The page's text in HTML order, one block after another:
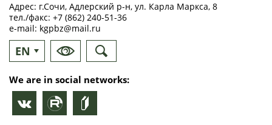
Адрес: г.Сочи, Адлерский р-н, ул. Карла Маркса, 8
тел./факс: +7 (862) 240-51-36
e-mail: kgpbz@mail.ru
EN
RU
We are in social networks: